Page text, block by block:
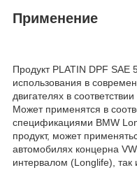
Применение
Продукт PLATIN DPF SAE
использования в
двигателях в
Может применятся в
спецификациями BMW
продукт, может
автомобилях концерна
интервалом (Longlife), так